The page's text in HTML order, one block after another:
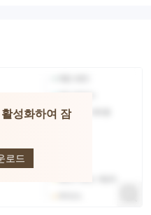
성화하여 잠
로드